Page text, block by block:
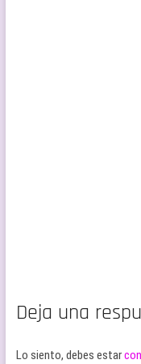
Deja una
Lo siento, debes estar